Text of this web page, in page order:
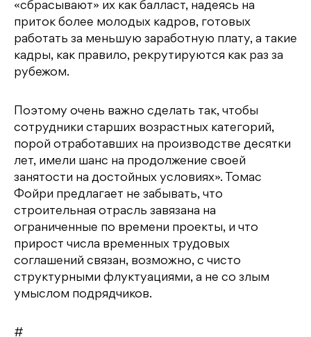
«сбрасывают» их как балласт, надеясь на
приток более молодых кадров, готовых
работать за меньшую заработную плату, а такие
кадры, как правило, рекрутируются как раз за
рубежом.
Поэтому очень важно сделать так, чтобы
сотрудники старших возрастных категорий,
порой отработавших на производстве десятки
лет, имели шанс на продолжение своей
занятости на достойных условиях». Томас
Фойри предлагает не забывать, что
строительная отрасль завязана на
ограниченные по времени проекты, и что
прирост числа временных трудовых
соглашений связан, возможно, с чисто
структурными флуктуациями, а не со злым
умыслом подрядчиков.
#